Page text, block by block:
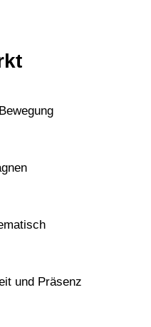
und Präsenz